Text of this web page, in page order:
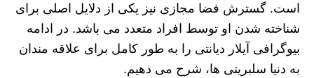
است. گسترش فضا مجازی نیز یکی از دلایل اصلی برای
شناخته شدن او توسط افراد متعدد می باشد. در ادامه
بیوگرافی آیلار دیانتی را به طور کامل برای علاقه مندان
به دنیا سلبریتی ها، شرح می دهیم.